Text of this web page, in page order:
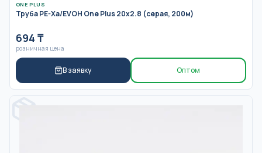
ONE PLUS
Труба PE-Xa/EVOH One Plus 20x2.8 (серая, 200м)
694 ₸
розничная цена
В заявку Оптом